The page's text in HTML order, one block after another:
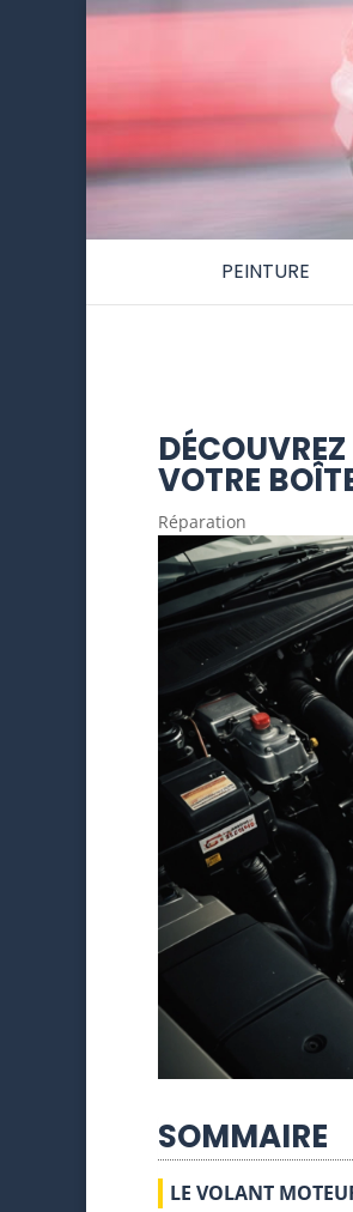
PEINTURE
VOTRE
Réparation
SOMMAIRE
LE VOLANT